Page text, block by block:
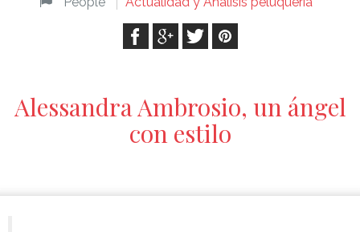
Alessandra Ambrosio, un ángel
con estilo